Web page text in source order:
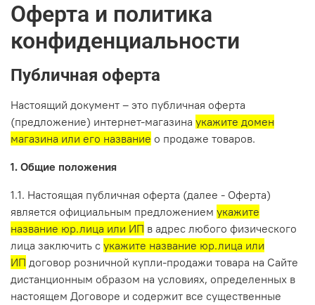
Оферта и политика
конфиденциальности
Публичная оферта
Настоящий документ – это публичная оферта
(предложение) интернет-магазина укажите домен
магазина или его название о продаже товаров.
1. Общие положения
1.1. Настоящая публичная оферта (далее - Оферта)
является официальным предложением укажите
название юр.лица или ИП в адрес любого физического
лица заключить с укажите название юр.лица или
ИП договор розничной купли-продажи товара на Сайте
дистанционным образом на условиях, определенных в
настоящем Договоре и содержит все существенные